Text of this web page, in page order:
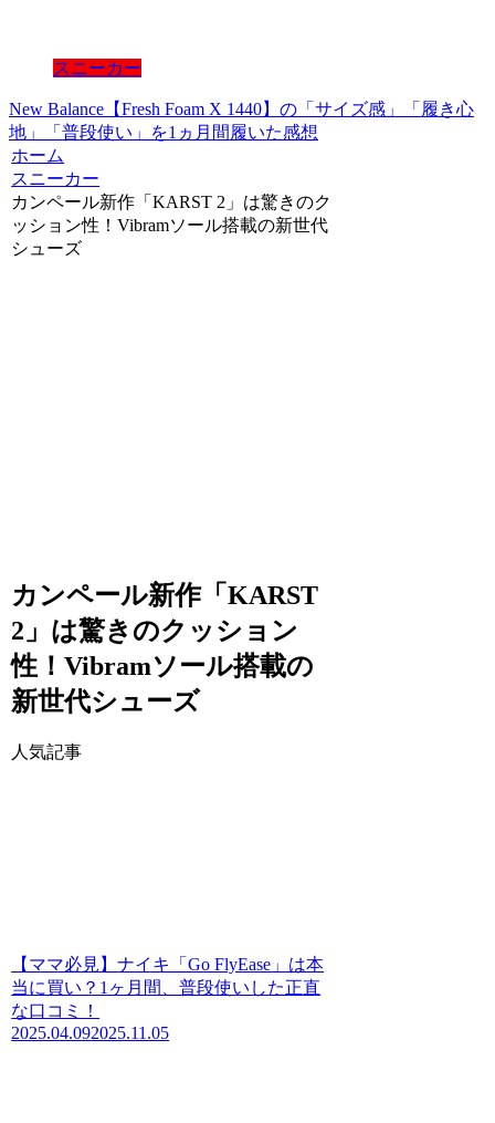
スニーカー
New Balance【Fresh Foam X 1440】の「サイズ感」「履き心
地」「普段使い」を1ヵ月間履いた感想
ホーム
スニーカー
カンペール新作「KARST 2」は驚きのク
ッション性！Vibramソール搭載の新世代
シューズ
カンペール新作「KARST
2」は驚きのクッション
性！Vibramソール搭載の
新世代シューズ
人気記事
【ママ必見】ナイキ「Go FlyEase」は本
当に買い？1ヶ月間、普段使いした正直
な口コミ！
2025.04.092025.11.05